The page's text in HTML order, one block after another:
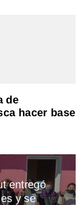
de
hacer base
entregó
y se